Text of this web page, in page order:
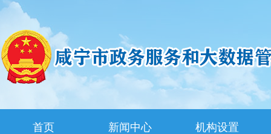
首页 新闻中心 机构设置